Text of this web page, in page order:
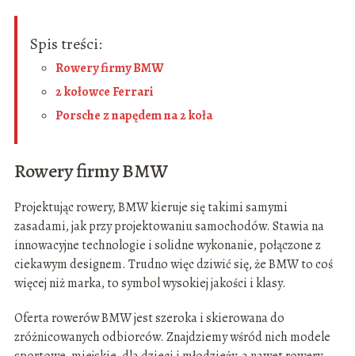
Spis treści:
Rowery firmy BMW
2 kołowce Ferrari
Porsche z napędem na 2 koła
Rowery firmy BMW
Projektując rowery, BMW kieruje się takimi samymi
zasadami, jak przy projektowaniu samochodów. Stawia na
innowacyjne technologie i solidne wykonanie, połączone z
ciekawym designem. Trudno więc dziwić się, że BMW to coś
więcej niż marka, to symbol wysokiej jakości i klasy.
Oferta rowerów BMW jest szeroka i skierowana do
zróżnicowanych odbiorców. Znajdziemy wśród nich modele